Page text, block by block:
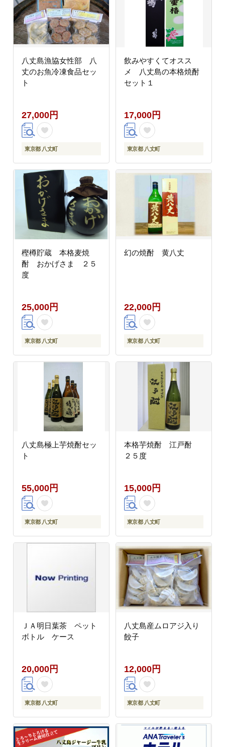
八丈島漁協女性部 八
丈のお魚冷凍食品セッ
ト
27,000円
東京都 八丈町
飲みやすくてオスス
メ 八丈島の本格焼酎
セット１
17,000円
東京都 八丈町
樫樽貯蔵 本格麦焼
酎 おかげさま ２５
度
25,000円
東京都 八丈町
幻の焼酎 黄八丈
22,000円
東京都 八丈町
八丈島極上芋焼酎セッ
ト
55,000円
東京都 八丈町
本格芋焼酎 江戸酎
２５度
15,000円
東京都 八丈町
ＪＡ明日葉茶 ペット
ボトル ケース
20,000円
東京都 八丈町
八丈島産ムロアジ入り
餃子
12,000円
東京都 八丈町